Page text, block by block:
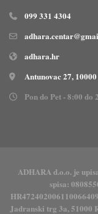
099 331 4304
adhara.hr
Antunovac 27,
Pon do Pet - 8:00 do
ADHARA d.o.o. je
spisa:
Jadranski trg 3a, 51000